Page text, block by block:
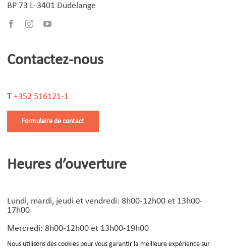
Nous utilisons des cookies pour vous garantir la meilleure expérience sur
BP 73 L-3401 Dudelange
Contactez-nous
T +352 516121-1
Formulaire de contact
Heures d’ouverture
Lundi, mardi, jeudi et vendredi: 8h00-12h00 et 13h00-
17h00
Mercredi: 8h00-12h00 et 13h00-19h00